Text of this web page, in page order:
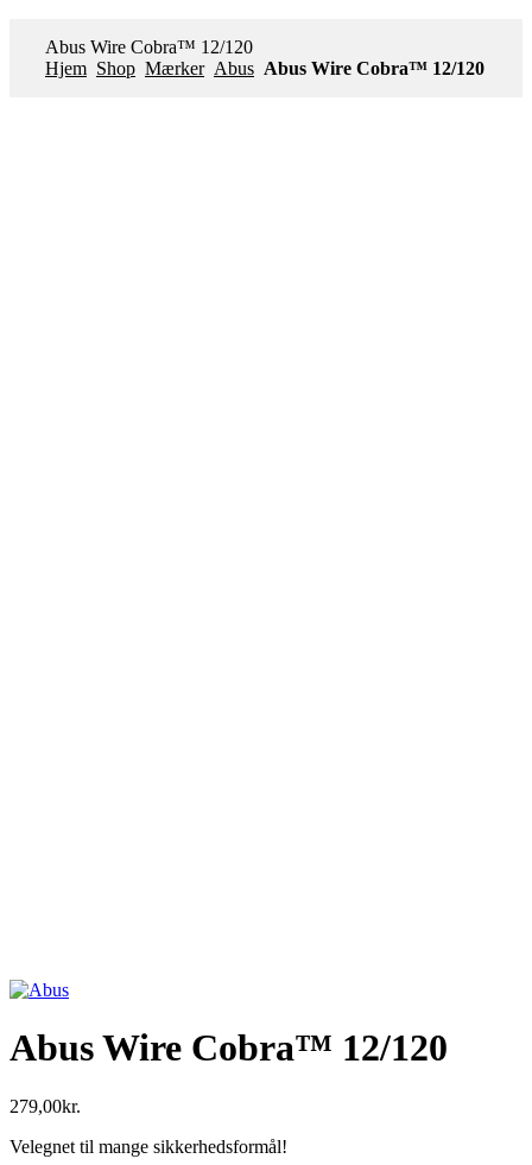
Abus Wire Cobra™ 12/120
Hjem Shop Mærker Abus Abus Wire Cobra™ 12/120
Abus Wire Cobra™ 12/120
279,00kr.
Velegnet til mange sikkerhedsformål!